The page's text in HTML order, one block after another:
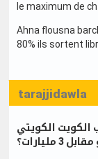
le maximum de
Ahna flousna
80% ils sortent
tarajjidawla
الكويتي